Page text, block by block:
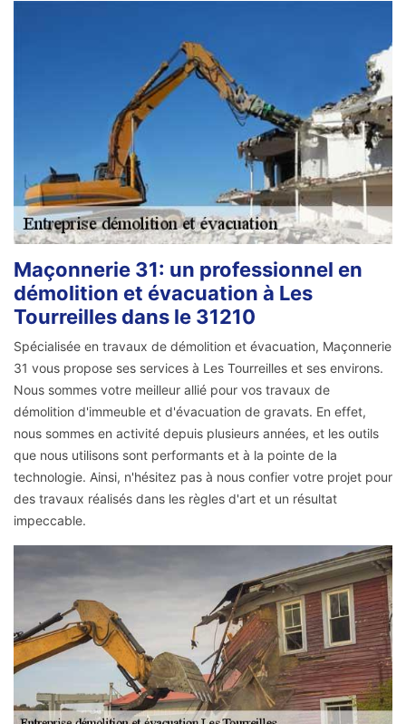
Maçonnerie 31: un professionnel en
démolition et évacuation à Les
Tourreilles dans le 31210
Spécialisée en travaux de démolition et évacuation, Maçonnerie
31 vous propose ses services à Les Tourreilles et ses environs.
Nous sommes votre meilleur allié pour vos travaux de
démolition d'immeuble et d'évacuation de gravats. En effet,
nous sommes en activité depuis plusieurs années, et les outils
que nous utilisons sont performants et à la pointe de la
technologie. Ainsi, n'hésitez pas à nous confier votre projet pour
des travaux réalisés dans les règles d'art et un résultat
impeccable.